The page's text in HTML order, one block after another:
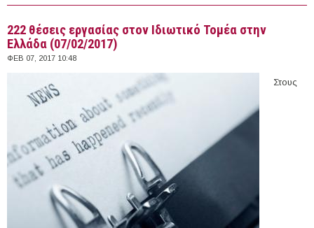
222 θέσεις εργασίας στον Ιδιωτικό Τομέα στην
Ελλάδα (07/02/2017)
ΦΕΒ 07, 2017 10:48
Στους